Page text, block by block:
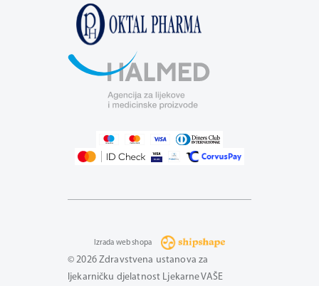
© 2026 Zdravstvena ustanova za
ljekarničku djelatnost Ljekarne VAŠE
Izrada web shopa